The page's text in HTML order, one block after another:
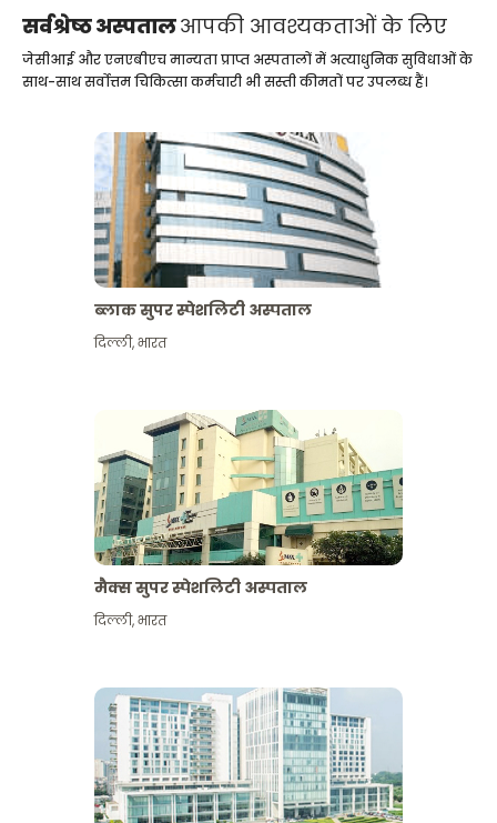
सर्वश्रेष्ठ अस्पतालआपकी आवश्यकताओं के लिए
जेसीआई और एनएबीएच मान्यता प्राप्त अस्पतालों में अत्याधुनिक सुविधाओं के
साथ-साथ सर्वोत्तम चिकित्सा कर्मचारी भी सस्ती कीमतों पर उपलब्ध हैं।
ब्लाक सुपर स्पेशलिटी अस्पताल
दिल्ली,भारत
मैक्स सुपर स्पेशलिटी अस्पताल
दिल्ली,भारत